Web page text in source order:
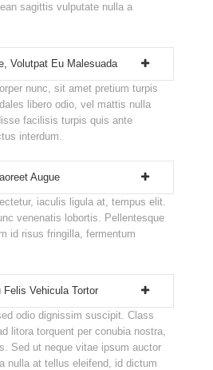
sagittis vulputate nulla a
Volutpat Eu Malesuada
nunc, sit amet pretium turpis
libero odio, vel mattis nulla
facilisis turpis quis ante
interdum.
Augue
iaculis ligula at, tempus elit.
venenatis lobortis. Pellentesque
id risus fringilla, fermentum
Vehicula Tortor
odio dignissim suscipit. Class
litora torquent per conubia nostra,
Sed ut neque vitae ipsum auctor
nulla at tellus eleifend, id dictum